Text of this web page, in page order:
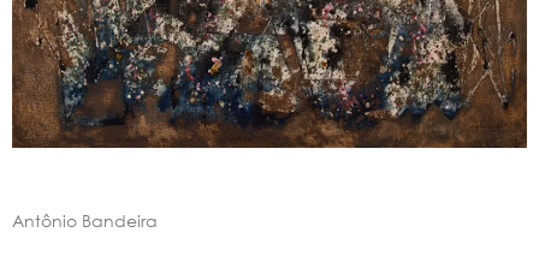
Antônio Bandeira